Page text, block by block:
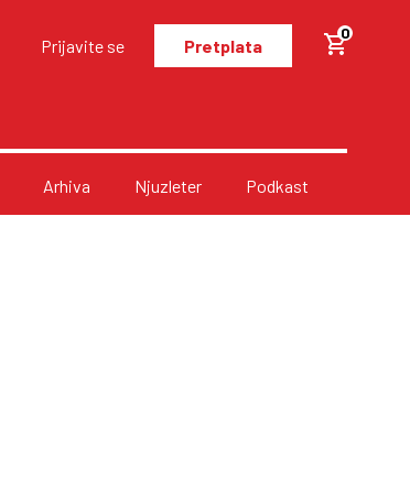
Prijavite se Pretplata
0
Arhiva Njuzleter Podkast